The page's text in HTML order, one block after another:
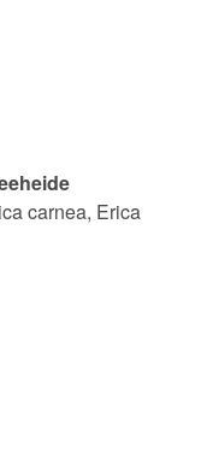
carnea, Erica